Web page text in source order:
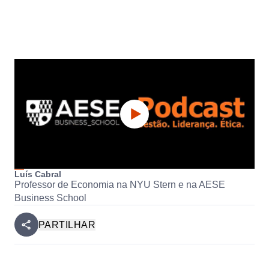
PARTILHAR
Luís Cabral
Professor de Economia na NYU Stern e na AESE
Business School